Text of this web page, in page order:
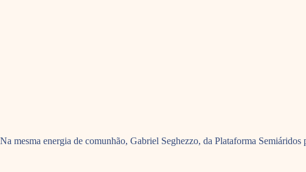
Na mesma energia de comunhão, Gabriel Seghezzo, da Plataforma